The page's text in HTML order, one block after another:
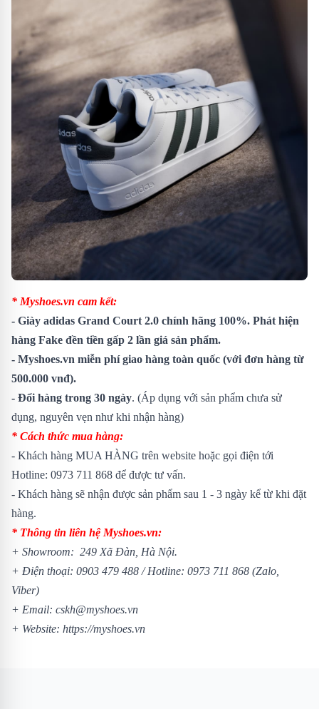
* Myshoes.vn cam kết:
- Giày adidas Grand Court 2.0 chính hãng 100%. Phát hiện
hàng Fake đền tiền gấp 2 lần giá sản phẩm.
- Myshoes.vn miễn phí giao hàng toàn quốc (với đơn hàng từ
500.000 vnđ).
- Đổi hàng trong 30 ngày. (Áp dụng với sản phẩm chưa sử
dụng, nguyên vẹn như khi nhận hàng)
* Cách thức mua hàng:
- Khách hàng MUA HÀNG trên website hoặc gọi điện tới
Hotline: 0973 711 868 để được tư vấn.
- Khách hàng sẽ nhận được sản phẩm sau 1 - 3 ngày kể từ khi đặt
hàng.
* Thông tin liên hệ Myshoes.vn:
+ Showroom: 249 Xã Đàn, Hà Nội.
+ Điện thoại: 0903 479 488 / Hotline: 0973 711 868 (Zalo,
Viber)
+ Email: cskh@myshoes.vn
+ Website: https://myshoes.vn